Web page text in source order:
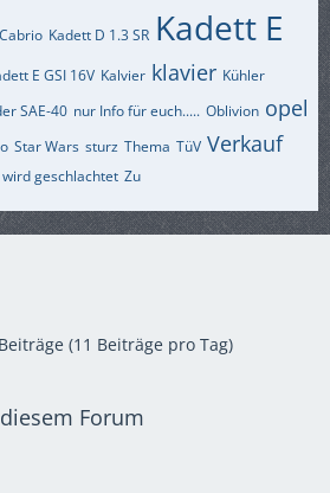
Kadett D 1.3 SR Kadett E
E GSI 16V Kalvier klavier Kühler
SAE-40 nur Info für euch..... Oblivion opel
Star Wars sturz Thema TüV Verkauf
wird geschlachtet Zu
(11 Beiträge pro Tag)
Forum